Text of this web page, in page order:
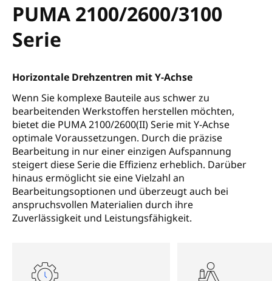
PUMA 2100/2600/3100
Serie
Horizontale Drehzentren mit Y-Achse
Wenn Sie komplexe Bauteile aus schwer zu
bearbeitenden Werkstoffen herstellen möchten,
bietet die PUMA 2100/2600(II) Serie mit Y-Achse
optimale Voraussetzungen. Durch die präzise
Bearbeitung in nur einer einzigen Aufspannung
steigert diese Serie die Effizienz erheblich. Darüber
hinaus ermöglicht sie eine Vielzahl an
Bearbeitungsoptionen und überzeugt auch bei
anspruchsvollen Materialien durch ihre
Zuverlässigkeit und Leistungsfähigkeit.